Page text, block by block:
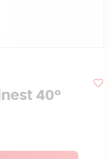
favorite_border
40°